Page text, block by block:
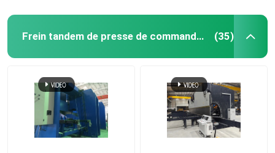
Polonais redressant la machine
Bobine en acier fendant la ligne
Machine de soudure robotique
Frein tandem de presse de commande numérique par ordinateur (35)